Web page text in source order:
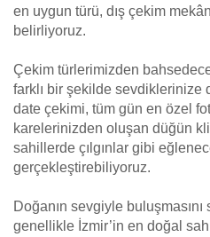
en uygun türü, dış çekim
belirliyoruz.
Çekim türlerimizden
farklı bir şekilde
date çekimi, tüm gün en özel
karelerinizden oluşan düğün
sahillerde çılgınlar gibi
gerçekleştirebiliyoruz.
Doğanın sevgiyle
genellikle İzmir’in en doğal